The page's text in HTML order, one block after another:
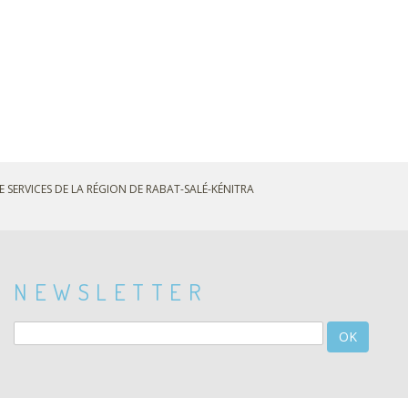
DE LA RÉGION DE RABAT-SALÉ-KÉNITRA
NEWSLETTER
OK